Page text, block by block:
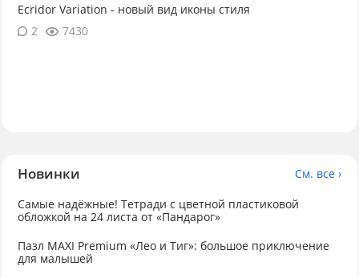
Ecridor Variation - новый вид иконы стиля
2
7430
Новинки
См. все ›
Самые надёжные! Тетради с цветной пластиковой
обложкой на 24 листа от «Пандарог»
Пазл MAXI Premium «Лео и Тиг»: большое приключение
для малышей